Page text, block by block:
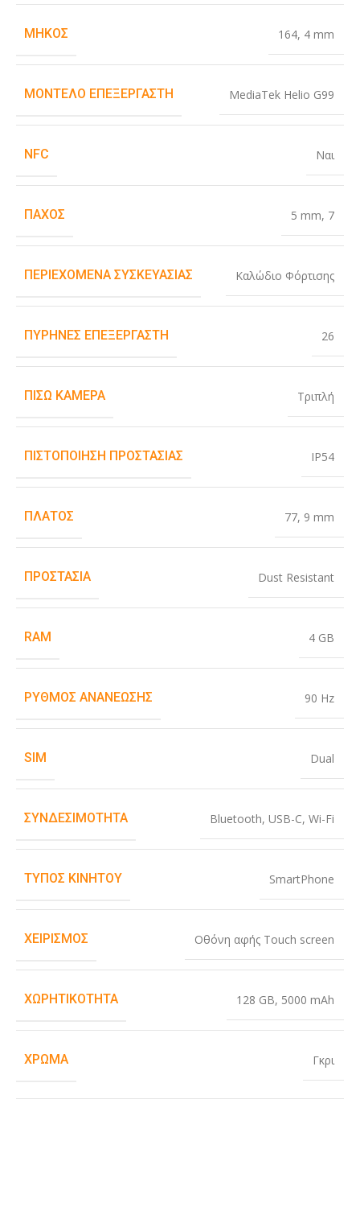
ΜΉΚΟΣ 164, 4 mm
ΜΟΝΤΈΛΟ ΕΠΕΞΕΡΓΑΣΤΉ MediaTek Helio G99
NFC Ναι
ΠΆΧΟΣ 5 mm, 7
ΠΕΡΙΕΧΌΜΕΝΑ ΣΥΣΚΕΥΑΣΊΑΣ Καλώδιο Φόρτισης
ΠΥΡΉΝΕΣ ΕΠΕΞΕΡΓΑΣΤΉ 26
ΠΊΣΩ ΚΆΜΕΡΑ Τριπλή
ΠΙΣΤΟΠΟΊΗΣΗ ΠΡΟΣΤΑΣΊΑΣ IP54
ΠΛΆΤΟΣ 77, 9 mm
ΠΡΟΣΤΑΣΊΑ Dust Resistant
RAM 4 GB
ΡΥΘΜΌΣ ΑΝΑΝΈΩΣΗΣ 90 Hz
SIM Dual
ΣΥΝΔΕΣΙΜΌΤΗΤΑ Bluetooth, USB-C, Wi-Fi
ΤΎΠΟΣ ΚΙΝΗΤΟΎ SmartPhone
ΧΕΙΡΙΣΜΌΣ Οθόνη αφής Touch screen
ΧΩΡΗΤΙΚΌΤΗΤΑ 128 GB, 5000 mAh
ΧΡΏΜΑ Γκρι